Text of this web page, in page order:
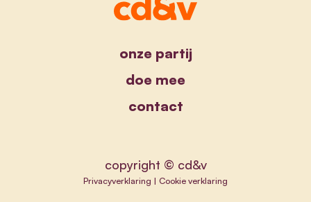
onze partij
doe mee
contact
copyright © cd&v
Privacyverklaring | Cookie verklaring